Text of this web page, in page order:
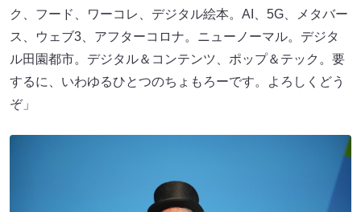
ク、フード、ワーコレ、デジタル絵本。AI、5G、メタバー
ス、ウェブ3、アフターコロナ。ニューノーマル。デジタ
ル田園都市。デジタル＆コンテンツ、ポップ＆テック。要
するに、いわゆるひとつのちょもろーです。よろしくどう
ぞ」